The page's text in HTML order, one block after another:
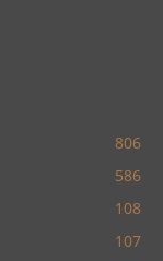
806
586
108
107